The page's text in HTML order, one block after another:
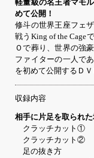
軽量級の名王者マモ
めて公開！
修斗の世界王座フェ
戦うKing of the Cage
Ｏで葬り、世界の強
ファイターの一人で
を初めて公開するＤ
収録内容
相手に片足を取られ
クラッチカット①
クラッチカット②
足の抜き方